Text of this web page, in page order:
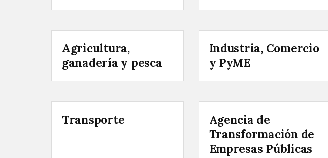
Agricultura,
ganadería y pesca
Industria, Comercio
y PyME
Transporte
Agencia de
Transformación de
Empresas Públicas